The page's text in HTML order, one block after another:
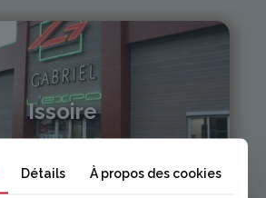
Issoire
04 73 55 06 09
contact@gabriel-sa.fr
Détails À propos des cookies